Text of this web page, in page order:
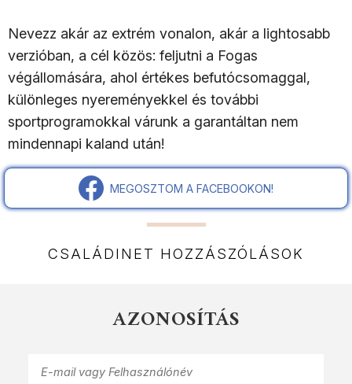
Nevezz akár az extrém vonalon, akár a lightosabb
verzióban, a cél közös: feljutni a Fogas
végállomására, ahol értékes befutócsomaggal,
különleges nyereményekkel és további
sportprogramokkal várunk a garantáltan nem
mindennapi kaland után!
MEGOSZTOM A FACEBOOKON!
CSALÁDINET HOZZÁSZÓLÁSOK
AZONOSÍTÁS